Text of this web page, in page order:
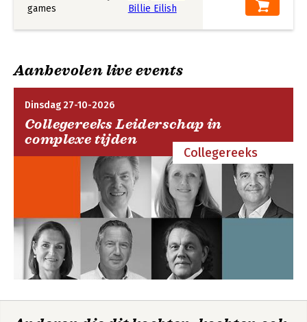
Aanbevolen live events
Dinsdag 27-10-2026
Collegereeks Leiderschap in
complexe tijden
Collegereeks